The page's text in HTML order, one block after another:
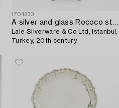
1701230
A silver and glass Rococo style centerpiece,
Lale Silverware & Co Ltd, Istanbul,
Turkey, 20th century.